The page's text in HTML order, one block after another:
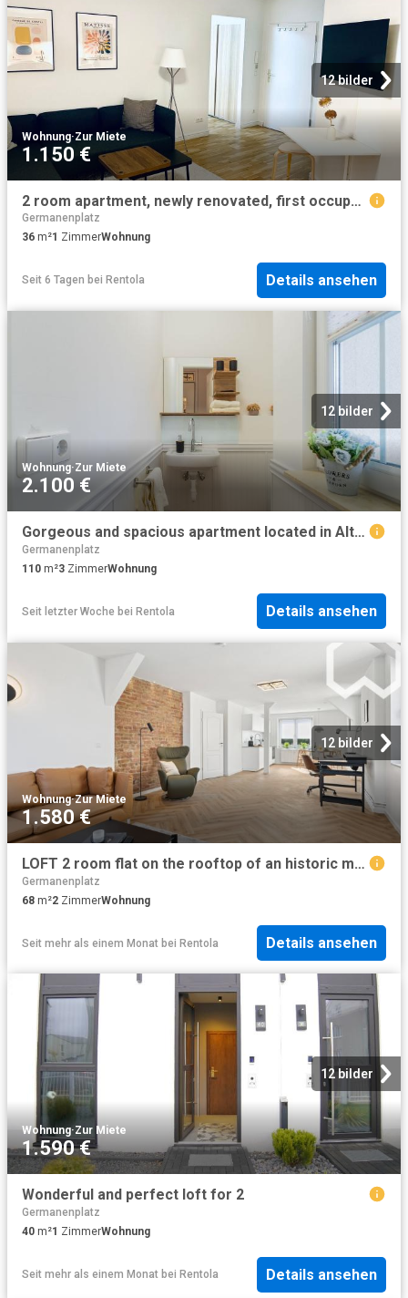
12 bilder
Wohnung·Zur Miete
1.150 €
2 room apartment, newly renovated, first occupancy, near BER Airport Berlin Amsterdam Apartments for Rent
Germanenplatz
36 m²1 ZimmerWohnung
Seit 6 Tagen bei Rentola Details ansehen
12 bilder
Wohnung·Zur Miete
2.100 €
Gorgeous and spacious apartment located in Altglienicke, Berlin Amsterdam Apartments for Rent
Germanenplatz
110 m²3 ZimmerWohnung
Seit letzter Woche bei Rentola Details ansehen
12 bilder
Wohnung·Zur Miete
1.580 €
LOFT 2 room flat on the rooftop of an historic monument in Altglienicke
Germanenplatz
68 m²2 ZimmerWohnung
Seit mehr als einem Monat bei Rentola Details ansehen
12 bilder
Wohnung·Zur Miete
1.590 €
Wonderful and perfect loft for 2
Germanenplatz
40 m²1 ZimmerWohnung
Seit mehr als einem Monat bei Rentola Details ansehen